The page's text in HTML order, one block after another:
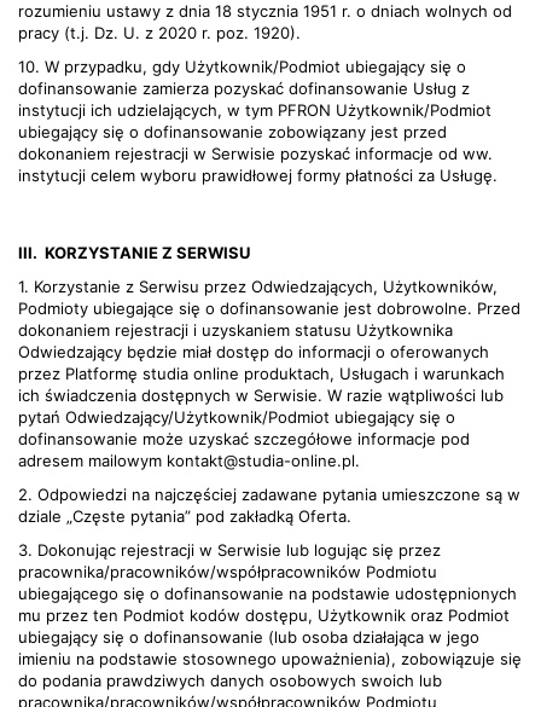
rozumieniu ustawy z dnia 18 stycznia 1951 r. o dniach wolnych od
pracy (t.j. Dz. U. z 2020 r. poz. 1920).
10. W przypadku, gdy Użytkownik/Podmiot ubiegający się o
dofinansowanie zamierza pozyskać dofinansowanie Usług z
instytucji ich udzielających, w tym PFRON Użytkownik/Podmiot
ubiegający się o dofinansowanie zobowiązany jest przed
dokonaniem rejestracji w Serwisie pozyskać informacje od ww.
instytucji celem wyboru prawidłowej formy płatności za Usługę.
III. KORZYSTANIE Z SERWISU
1. Korzystanie z Serwisu przez Odwiedzających, Użytkowników,
Podmioty ubiegające się o dofinansowanie jest dobrowolne. Przed
dokonaniem rejestracji i uzyskaniem statusu Użytkownika
Odwiedzający będzie miał dostęp do informacji o oferowanych
przez Platformę studia online produktach, Usługach i warunkach
ich świadczenia dostępnych w Serwisie. W razie wątpliwości lub
pytań Odwiedzający/Użytkownik/Podmiot ubiegający się o
dofinansowanie może uzyskać szczegółowe informacje pod
adresem mailowym kontakt@studia-online.pl.
2. Odpowiedzi na najczęściej zadawane pytania umieszczone są w
dziale „Częste pytania” pod zakładką Oferta.
3. Dokonując rejestracji w Serwisie lub logując się przez
pracownika/pracowników/współpracowników Podmiotu
ubiegającego się o dofinansowanie na podstawie udostępnionych
mu przez ten Podmiot kodów dostępu, Użytkownik oraz Podmiot
ubiegający się o dofinansowanie (lub osoba działająca w jego
imieniu na podstawie stosownego upoważnienia), zobowiązuje się
do podania prawdziwych danych osobowych swoich lub
pracownika/pracowników/współpracowników Podmiotu